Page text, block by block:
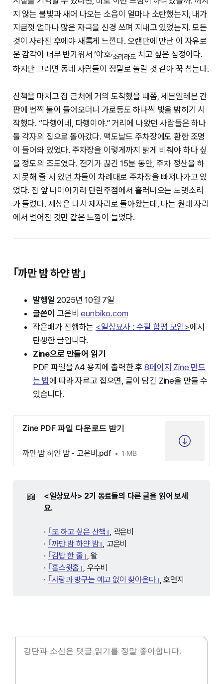
지 않는 불빛과 새어 나오는 소음이 얼마나 소란했는지, 내가
지금껏 얼마나 많은 자극을 신경 쓰며 지내고 있었는지. 모든
것이 사라진 후에야 새롭게 느낀다. 오랜만에 만난 이 자유로
운 감각이 너무 반가워서 ‘야호’소리라도 치고 싶은 심정이다.
하지만 그러면 동네 사람들이 정말로 놀랄 것 같아 꾹 참는다.
산책을 마치고 집 근처에 거의 도착했을 때쯤, 세븐일레븐 간
판에 번쩍 불이 들어오더니 가로등도 하나씩 빛을 밝히기 시
작했다. “다행이네, 다행이야.” 거리에 나왔던 사람들은 하나
둘 각자의 집으로 돌아갔다. 맥도날드 주차장에도 환한 조명
이 들어와 있었다. 주차장을 이렇게까지 밝게 비춰야 하나 싶
을 정도의 조도였다. 전기가 끊긴 15분 동안, 주차 정산을 하
지 못해 줄 서 있던 차들이 차례대로 주차장을 빠져나가고 있
었다. 집 앞 나이아가라 단란주점에서 흘러나오는 노랫소리
가 들렸다. 세상은 다시 제자리로 돌아왔는데, 나는 원래 자리
에서 멀어진 것만 같은 느낌이 들었다.
｢까만 밤 하얀 밤｣
발행일2025년 10월 7일
글쓴이고은비eunbiko.com
작은배가 진행하는 <일상묘사 : 수필 합평 모임>에서
탄생한 글입니다.
Zine으로 만들어 읽기
PDF 파일을 A4 용지에 출력한 후8페이지 Zine 만드
는 법에 따라 자르고 접으면, 글이 담긴 Zine을 만들 수
있습니다.
Zine PDF 파일 다운로드 받기
까만 밤 하얀 밤 - 고은비.pdf 1 MB
📖
<일상묘사> 2기 동료들의 다른 글을 읽어 보세
요.
· ｢또 하고 싶은 산책｣, 곽은비
· ｢까만 밤 하얀 밤｣, 고은비
· ｢김밥 한 줄｣, 왈
· ｢홈스윗홈｣, 우수비
· ｢사랑과 방구는 예고 없이 찾아온다｣, 호연지